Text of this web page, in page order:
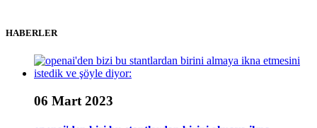
HABERLER
06 Mart 2023